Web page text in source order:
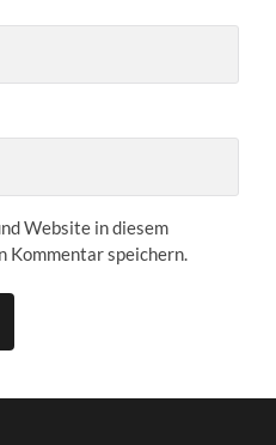
Website in diesem
Kommentar speichern.